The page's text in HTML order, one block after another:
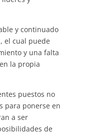
y continuado
el cual puede
y una falta
la propia
puestos no
para ponerse en
a ser
de